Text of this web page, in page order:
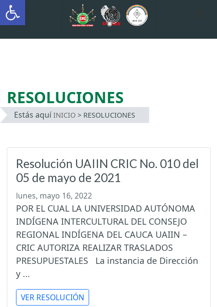
Saltar
al
INTERCULTURAL
RESOLUCIONES
Estás aquí INICIO> RESOLUCIONES
Resolución UAIIN CRIC No. 010 del
05 de mayo de 2021
lunes, mayo 16, 2022
POR EL CUAL LA UNIVERSIDAD AUTÓNOMA
INDÍGENA INTERCULTURAL DEL CONSEJO
REGIONAL INDÍGENA DEL CAUCA UAIIN –
CRIC AUTORIZA REALIZAR TRASLADOS
PRESUPUESTALES La instancia de Dirección
y ...
VER RESOLUCIÓN